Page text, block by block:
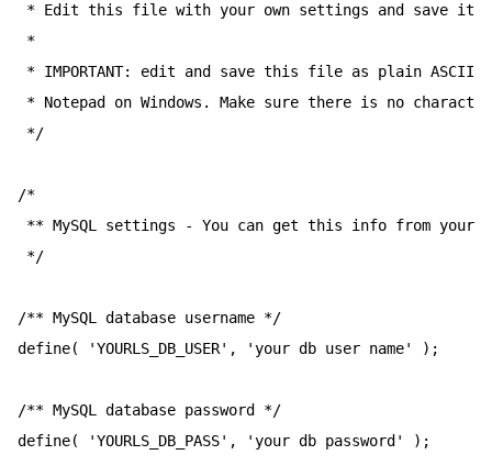
* Edit this file with your own settings and save it
*
* IMPORTANT: edit and save this file as plain
* Notepad on Windows. Make sure there is no
*/
/*
** MySQL settings - You can get this info from your
*/
/** MySQL database username */
define( 'YOURLS_DB_USER', 'your db user name' );
/** MySQL database password */
define( 'YOURLS_DB_PASS', 'your db password' );